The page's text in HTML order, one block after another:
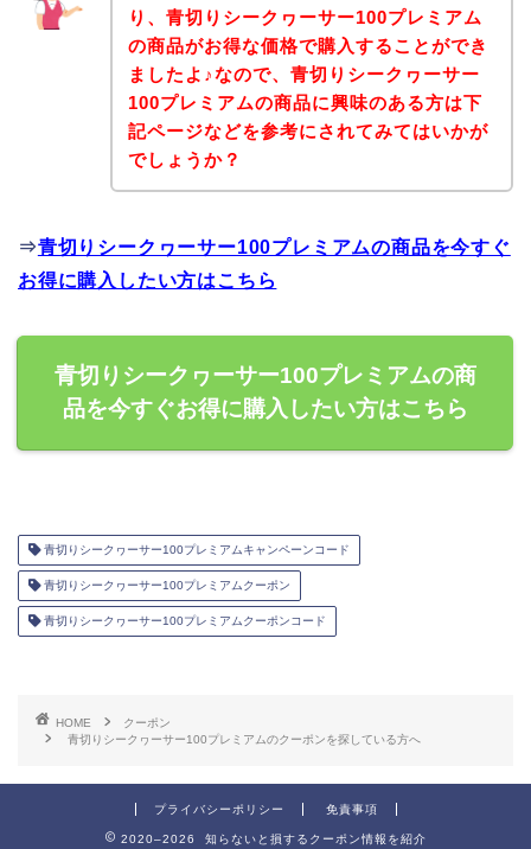
り、青切りシークヮーサー100プレミアム
の商品がお得な価格で購入することができ
ましたよ♪なので、青切りシークヮーサー
100プレミアムの商品に興味のある方は下
記ページなどを参考にされてみてはいかが
でしょうか？
⇒青切りシークヮーサー100プレミアムの商品を今すぐ
お得に購入したい方はこちら
青切りシークヮーサー100プレミアムの商
品を今すぐお得に購入したい方はこちら
青切りシークヮーサー100プレミアムキャンペーンコード
青切りシークヮーサー100プレミアムクーポン
青切りシークヮーサー100プレミアムクーポンコード
HOME
クーポン
青切りシークヮーサー100プレミアムのクーポンを探している方へ
プライバシーポリシー 免責事項
2020–2026 知らないと損するクーポン情報を紹介